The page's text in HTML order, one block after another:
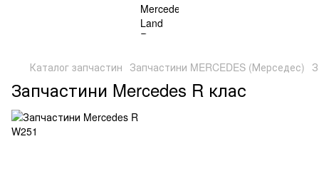
Каталог запчастин Запчастини MERCEDES (Мерседес)
Запчастини Mercedes R клас